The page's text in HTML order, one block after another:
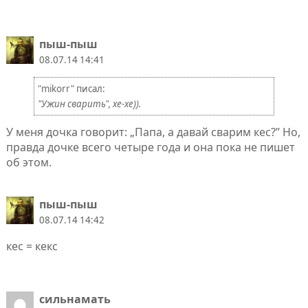
пыш-пыш
08.07.14 14:41
"mikorr" писал:
"Ужин сварить", хе-хе)).
У меня дочка говорит: „Папа, а давай сварим кес?” Но,
правда дочке всего четыре года и она пока не пишет
об этом.
пыш-пыш
08.07.14 14:42
кес = кекс
сильнамать